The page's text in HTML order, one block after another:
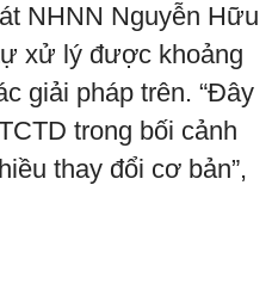
NHNN Nguyễn Hữu
xử lý được khoảng
giải pháp trên. “Đây
trong bối cảnh
thay đổi cơ bản”,